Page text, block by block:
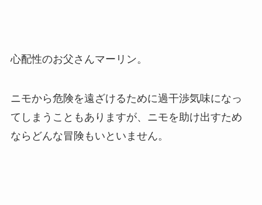
心配性のお父さんマーリン。
ニモから危険を遠ざけるために過干渉気味になっ
てしまうこともありますが、ニモを助け出すため
ならどんな冒険もいといません。